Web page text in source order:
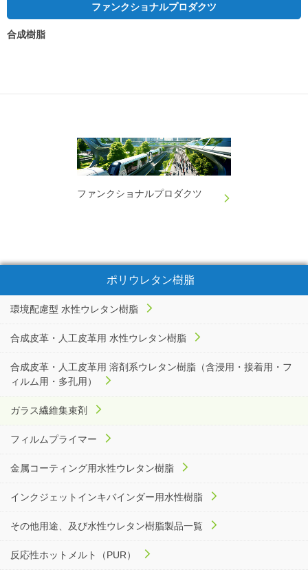
ファンクショナルプロダクツ
合成樹脂
ファンクショナルプロダクツ
ポリウレタン樹脂
環境配慮型 水性ウレタン樹脂
合成皮革・人工皮革用 水性ウレタン樹脂
合成皮革・人工皮革用 溶剤系ウレタン樹脂（含浸用・接着用・フ
ィルム用・多孔用）
ガラス繊維集束剤
フィルムプライマー
金属コーティング用水性ウレタン樹脂
インクジェットインキバインダー用水性樹脂
その他用途、及び水性ウレタン樹脂製品一覧
反応性ホットメルト（PUR）